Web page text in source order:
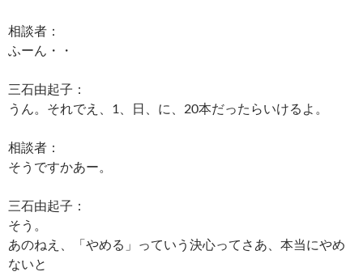
相談者：
ふーん・・
三石由起子：
うん。それでえ、1、日、に、20本だったらいけるよ。
相談者：
そうですかあー。
三石由起子：
そう。
あのねえ、「やめる」っていう決心ってさあ、本当にやめ
ないと